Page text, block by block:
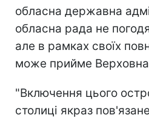
обласна державна
обласна рада не
але в рамках своїх
може прийме
"Включення цього
столиці якраз